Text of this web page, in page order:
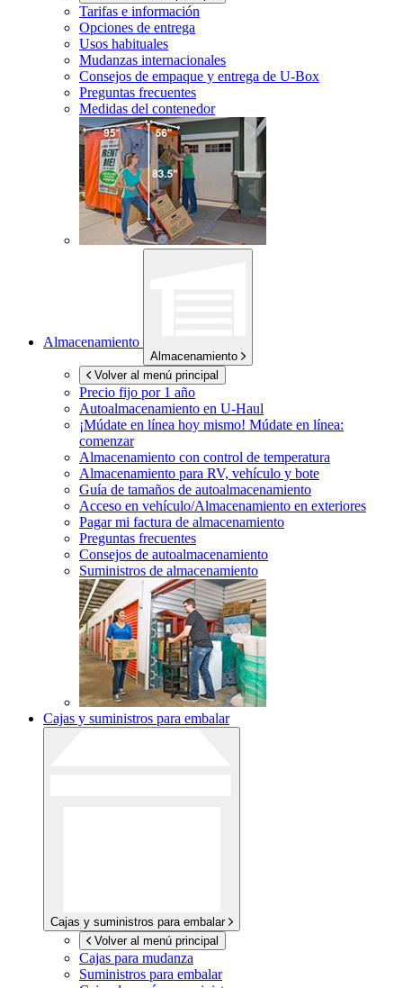
Tarifas e información
Opciones de entrega
Usos habituales
Mudanzas internacionales
Consejos de empaque y entrega de U-Box
Preguntas frecuentes
Medidas del contenedor
Almacenamiento
Almacenamiento
Volver al menú principal
Precio fijo por 1 año
Autoalmacenamiento en U-Haul
¡Múdate en línea hoy mismo! Múdate en línea:
comenzar
Almacenamiento con control de temperatura
Almacenamiento para RV, vehículo y bote
Guía de tamaños de autoalmacenamiento
Acceso en vehículo/Almacenamiento en exteriores
Pagar mi factura de almacenamiento
Preguntas frecuentes
Consejos de autoalmacenamiento
Suministros de almacenamiento
Cajas y suministros para embalar
Cajas y suministros para embalar
Volver al menú principal
Cajas para mudanza
Suministros para embalar